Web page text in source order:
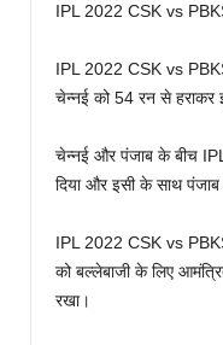
IPL 2022 CSK vs
IPL 2022 CSK vs
चेन्नई को 54 रन से हराकर
चेन्नई और पंजाब के बीच
दिया और इसी के साथ
IPL 2022 CSK vs
को बल्लेबाजी के लिए
रखा।